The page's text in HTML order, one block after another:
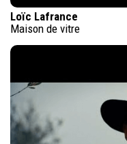
Loïc Lafrance
Maison de vitre